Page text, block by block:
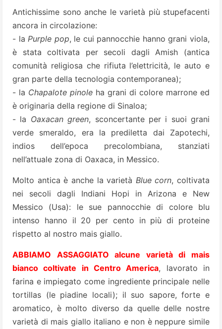
Antichissime sono anche le varietà più stupefacenti
ancora in circolazione:
- la Purple pop, le cui pannocchie hanno grani viola,
è stata coltivata per secoli dagli Amish (antica
comunità religiosa che rifiuta l’elettricità, le auto e
gran parte della tecnologia contemporanea);
- la Chapalote pinole ha grani di colore marrone ed
è originaria della regione di Sinaloa;
- la Oaxacan green, sconcertante per i suoi grani
verde smeraldo, era la prediletta dai Zapotechi,
indios dell’epoca precolombiana, stanziati
nell’attuale zona di Oaxaca, in Messico.
Molto antica è anche la varietà Blue corn, coltivata
nei secoli dagli Indiani Hopi in Arizona e New
Messico (Usa): le sue pannocchie di colore blu
intenso hanno il 20 per cento in più di proteine
rispetto al nostro mais giallo.
ABBIAMO ASSAGGIATO alcune varietà di mais
bianco coltivate in Centro America, lavorato in
farina e impiegato come ingrediente principale nelle
tortillas (le piadine locali); il suo sapore, forte e
aromatico, è molto diverso da quelle delle nostre
varietà di mais giallo italiano e non è neppure simile